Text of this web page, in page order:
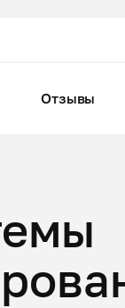
Отзывы